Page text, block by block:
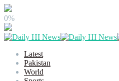
0%
Latest
Pakistan
World